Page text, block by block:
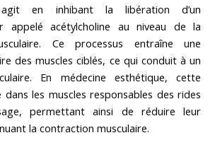
en inhibant la libération d’un
appelé acétylcholine au niveau de la
Ce processus entraîne une
des muscles ciblés, ce qui conduit à un
En médecine esthétique, cette
les muscles responsables des rides
permettant ainsi de réduire leur
la contraction musculaire.